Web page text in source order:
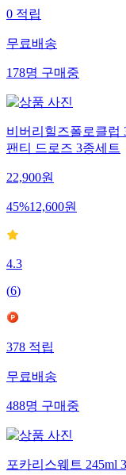
0적립
무료배송
178명구매중
비버리힐즈폴로클럽
팬티 드로즈 3종세트
22,900원
45%12,600원
4.3
(6)
378적립
무료배송
488명구매중
포카리스웨트 245ml